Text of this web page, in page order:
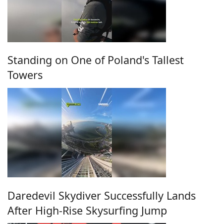
Standing on One of Poland's Tallest
Towers
Daredevil Skydiver Successfully Lands
After High-Rise Skysurfing Jump